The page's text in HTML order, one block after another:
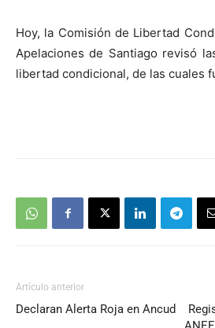
Hoy, la Comisión de Libertad
Apelaciones de Santiago revisó
libertad condicional, de las cuales
Artículo anterior
Declaran Alerta Roja en Ancud